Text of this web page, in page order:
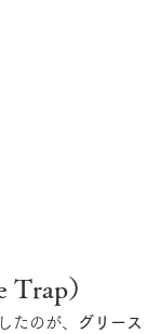
Trap）
たのが、 グリー